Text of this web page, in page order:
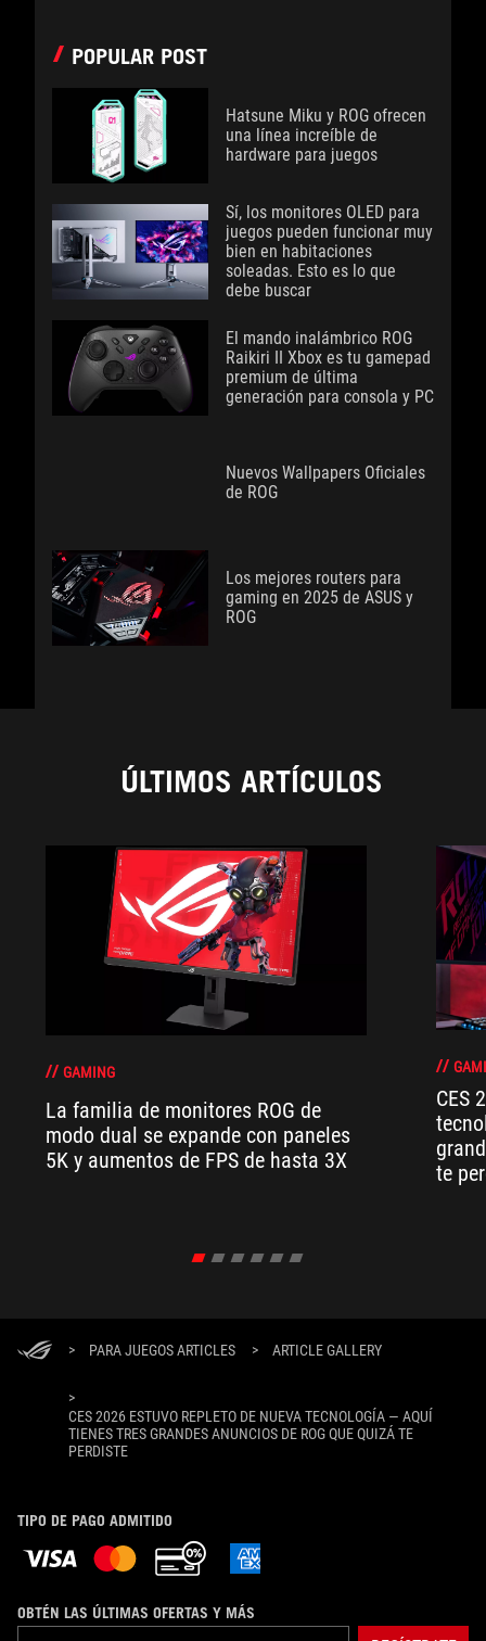
POPULAR POST
Hatsune Miku y ROG ofrecen
una línea increíble de
hardware para juegos
Sí, los monitores OLED para
juegos pueden funcionar muy
bien en habitaciones
soleadas. Esto es lo que
debe buscar
El mando inalámbrico ROG
Raikiri II Xbox es tu gamepad
premium de última
generación para consola y PC
Nuevos Wallpapers Oficiales
de ROG
Los mejores routers para
gaming en 2025 de ASUS y
ROG
ÚLTIMOS ARTÍCULOS
GAMING
La familia de monitores ROG de
modo dual se expande con paneles
5K y aumentos de FPS de hasta 3X
CES
te
> PARA JUEGOS ARTICLES > ARTICLE GALLERY
>
CES 2026 ESTUVO REPLETO DE NUEVA TECNOLOGÍA — AQUÍ
TIENES TRES GRANDES ANUNCIOS DE ROG QUE QUIZÁ TE
PERDISTE
TIPO DE PAGO ADMITIDO
OBTÉN LAS ÚLTIMAS OFERTAS Y MÁS